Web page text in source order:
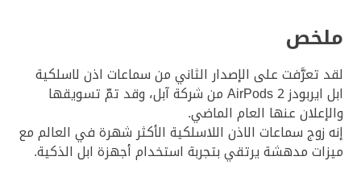
ملخص
لقد تعرَّفت على الإصدار الثاني من سماعات اذن لاسلكية
ابل ايربودز AirPods 2 من شركة آبل، وقد تمّ تسويقها
والإعلان عنها العام الماضي.
إنه زوج سماعات الاذن اللاسلكية الأكثر شهرة في العالم مع
ميزات مدهشة يرتقي بتجربة استخدام أجهزة ابل الذكية.